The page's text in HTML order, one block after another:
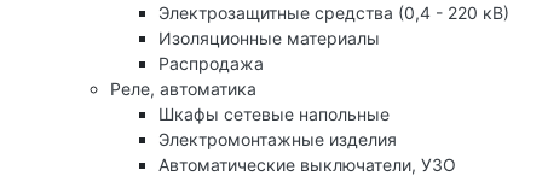
Электрозащитные средства (0,4 - 220 кВ)
Изоляционные материалы
Распродажа
Реле, автоматика
Шкафы сетевые напольные
Электромонтажные изделия
Автоматические выключатели, УЗО